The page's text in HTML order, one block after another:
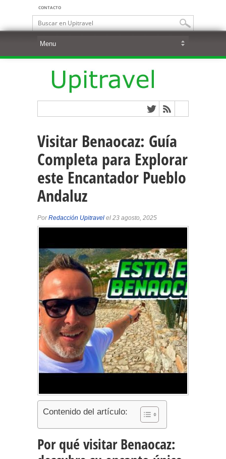
CONTACTO
Visitar Benaocaz: Guía
Completa para Explorar
este Encantador Pueblo
Andaluz
PorRedacción Upitravel el 23 agosto, 2025
Contenido del artículo:
Por qué visitar Benaocaz: